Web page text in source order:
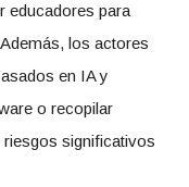
educadores para
los actores
en IA y
o recopilar
significativos